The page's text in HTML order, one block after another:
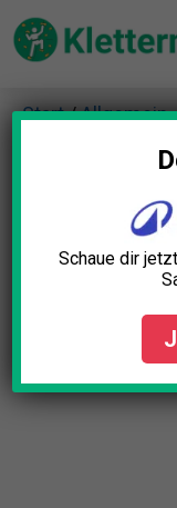
Zum
Inhalt
Start/Allgemein
Tourenrucksack
Schaue dir